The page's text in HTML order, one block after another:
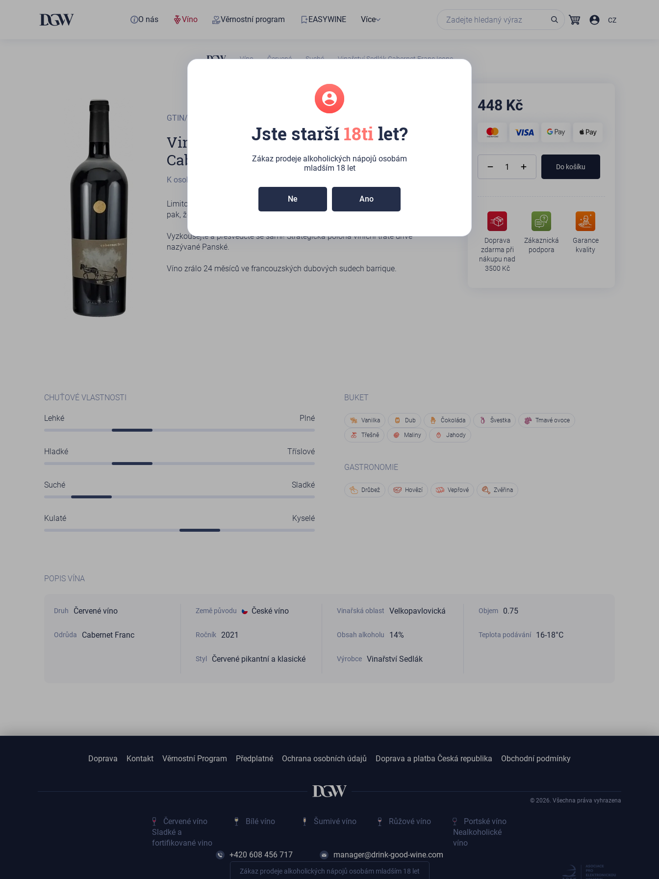
O nás Víno Věrnostní program EASYWINE Více CZ
Víno Červené Suché Vinařství Sedlák Cabernet Franc Icone
GTIN/EAN
Vinařství Sedlák
Cabernet Franc Icone
K osobnímu odběru:
Limitovaná edice odrůdy Cabernet Franc od Sedláka je něco výjimečného. A
pak, že u nás červené neumíme.
Vyzkoušejte a přesvědčte se sami! Strategická poloha viniční tratě dříve
nazývané Panské.
Víno zrálo 24 měsíců ve francouzských dubových sudech barrique.
448 Kč
Do košíku
Doprava
zdarma při
nákupu nad
3500 Kč
Zákaznická
podpora
Garance
kvality
BUKET
Vanilka Dub Čokoláda Švestka Tmavé ovoce
Třešně Maliny Jahody
GASTRONOMIE
Drůbež Hovězí Vepřové Zvěřina
CHUŤOVÉ VLASTNOSTI
Lehké Plné
Hladké Tříslové
Suché Sladké
Kulaté Kyselé
POPIS VÍNA
Druh Červené víno
Odrůda Cabernet Franc
Země původu České víno
Ročník 2021
Styl Červené pikantní a klasické
Vinařská oblast Velkopavlovická
Obsah alkoholu 14%
Výrobce Vinařství Sedlák
Objem 0.75
Teplota podávání 16-18°С
Doprava Kontakt Věrnostní Program Předplatné Ochrana osobních údajů Doprava a platba Česká republika Obchodní podmínky
© 2026. Všechna práva vyhrazena
Červené víno Bílé víno Šumivé víno Růžové víno
Portské víno
Sladké a
fortifikované vino
Nealkoholické
víno
+420 608 456 717
manager@drink-good-wine.com
Zákaz prodeje alkoholických nápojů osobám mladším 18 let
Jste starší 18ti let?
Zákaz prodeje alkoholických nápojů osobám
mladším 18 let
Ne Ano